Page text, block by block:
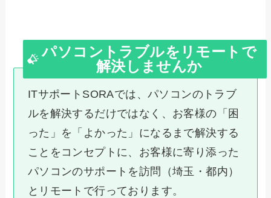
パソコントラブルをリモートで
解決しませんか
ITサポートSORAでは、パソコンのトラブ
ルを解決するだけではなく、お客様の「困
った」を「よかった」になるまで解決する
ことをコンセプトに、お客様に寄り添った
パソコンのサポートを訪問（埼玉・都内）
とリモートで行っております。